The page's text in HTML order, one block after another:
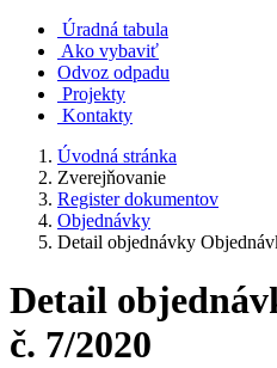
Úradná tabula
Ako vybaviť
Odvoz odpadu
Projekty
Kontakty
Úvodná stránka
Zverejňovanie
Register dokumentov
Objednávky
Detail objednávky
Detail
č. 7/2020